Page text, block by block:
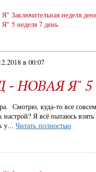
неделя
неделя 7 день
в 00:07
НОВАЯ Я" 5
Смотрю, куда-то все
настрой? Я всё пытаюсь
у... Читать полностью